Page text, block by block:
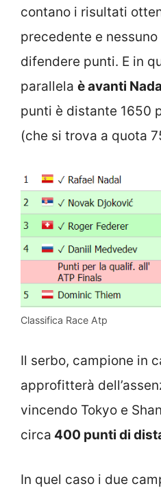
contano i risultati
precedente e
difendere punti. E in
parallela è avanti
punti è distante 1650
(che si trova a quota
Classifica Race Atp
Il serbo, campione in
approfitterà
vincendo Tokyo e
circa 400 punti di
In quel caso i due